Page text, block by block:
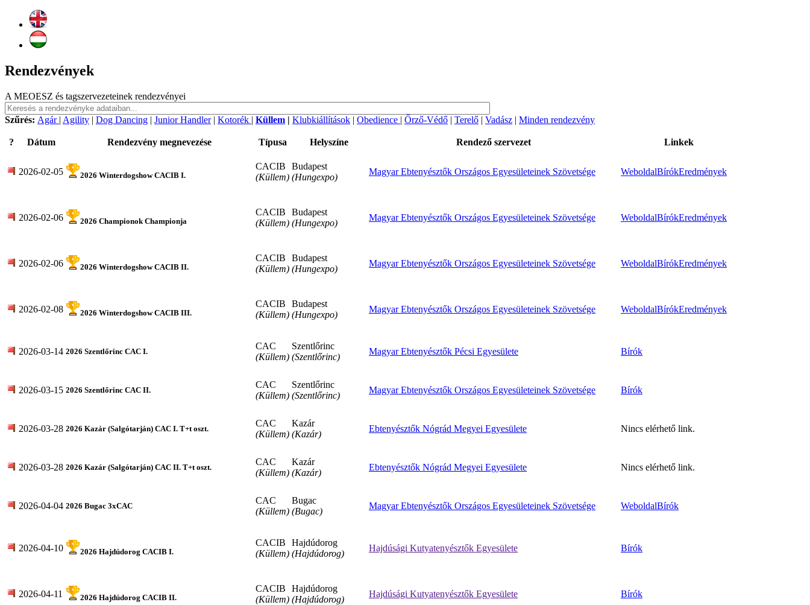
Rendezvények
A MEOESZ és tagszervezeteinek rendezvényei
Szűrés: Agár | Agility | Dog Dancing | Junior Handler| Kotorék | Küllem | Klubkiállítások | Obedience | Őrző-Védő | Terelő | Vadász | Minden rendezvény
? Dátum Rendezvény megnevezése Típusa Helyszíne Rendező szervezet Linkek
2026-02-05 2026 Winterdogshow CACIB I.
CACIB
(Küllem)
Budapest
(Hungexpo)
Magyar Ebtenyésztők Országos Egyesületeinek Szövetsége WeboldalBírókEredmények
2026-02-06 2026 Championok Championja
CACIB
(Küllem)
Budapest
(Hungexpo)
Magyar Ebtenyésztők Országos Egyesületeinek Szövetsége WeboldalBírókEredmények
2026-02-06 2026 Winterdogshow CACIB II.
CACIB
(Küllem)
Budapest
(Hungexpo)
Magyar Ebtenyésztők Országos Egyesületeinek Szövetsége WeboldalBírókEredmények
2026-02-08 2026 Winterdogshow CACIB III.
CACIB
(Küllem)
Budapest
(Hungexpo)
Magyar Ebtenyésztők Országos Egyesületeinek Szövetsége WeboldalBírókEredmények
2026-03-14 2026 Szentlőrinc CAC I.
CAC
(Küllem)
Szentlőrinc
(Szentlőrinc)
Magyar Ebtenyésztők Pécsi Egyesülete Bírók
2026-03-15 2026 Szentlőrinc CAC II.
CAC
(Küllem)
Szentlőrinc
(Szentlőrinc)
Magyar Ebtenyésztők Országos Egyesületeinek Szövetsége Bírók
2026-03-28 2026 Kazár (Salgótarján) CAC I. T+t oszt.
CAC
(Küllem)
Kazár
(Kazár)
Ebtenyésztők Nógrád Megyei Egyesülete Nincs elérhető link.
2026-03-28 2026 Kazár (Salgótarján) CAC II. T+t oszt.
CAC
(Küllem)
Kazár
(Kazár)
Ebtenyésztők Nógrád Megyei Egyesülete Nincs elérhető link.
2026-04-04 2026 Bugac 3xCAC
CAC
(Küllem)
Bugac
(Bugac)
Magyar Ebtenyésztők Országos Egyesületeinek Szövetsége WeboldalBírók
2026-04-10 2026 Hajdúdorog CACIB I.
CACIB
(Küllem)
Hajdúdorog
(Hajdúdorog)
Hajdúsági Kutyatenyésztők Egyesülete Bírók
2026-04-11 2026 Hajdúdorog CACIB II.
CACIB
(Küllem)
Hajdúdorog
(Hajdúdorog)
Hajdúsági Kutyatenyésztők Egyesülete Bírók